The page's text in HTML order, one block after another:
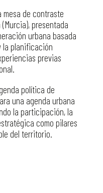
mesa de contraste
presentada
urbana basada
la planificación
previas
política de
una agenda urbana
la participación, la
como pilares
del territorio.